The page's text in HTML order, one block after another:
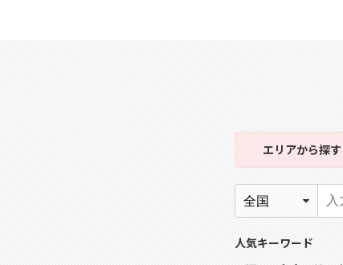
エリアから探す
人気キーワード